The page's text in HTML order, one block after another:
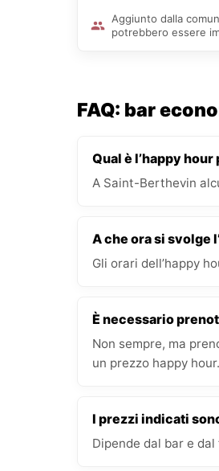
Aggiunto dalla
potrebbero essere
FAQ: bar
Qual è l’happy
A Saint-Berthevin
A che ora si svolge
Gli orari dell’happy
È necessario
Non sempre, ma
un prezzo happy hour.
I prezzi indicati
Dipende dal bar e